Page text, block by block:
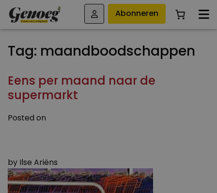
Abonneren
Tag: maandboodschappen
Eens per maand naar de
supermarkt
Posted on
by Ilse Ariëns